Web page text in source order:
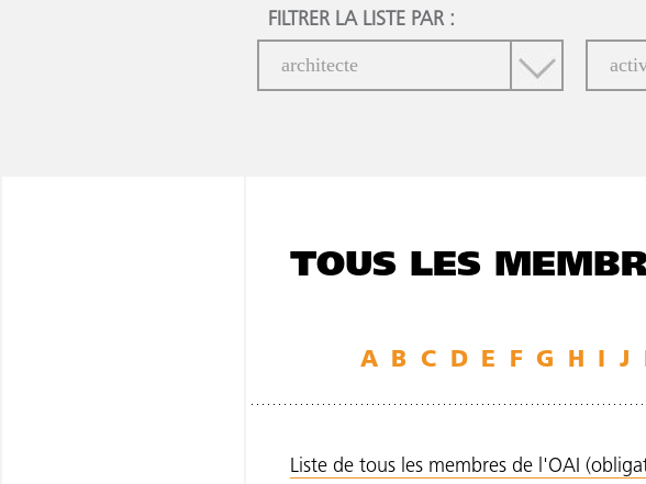
FILTRER LA LISTE PAR :
TOUS LES
A B C D E F G H J
Liste de tous les membres de l'OAI